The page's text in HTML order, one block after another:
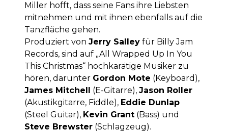
Miller hofft, dass seine Fans ihre Liebsten
mitnehmen und mit ihnen ebenfalls auf die
Tanzfläche gehen.
Produziert von Jerry Salley für Billy Jam
Records, sind auf „All Wrapped Up In You
This Christmas“ hochkarätige Musiker zu
hören, darunter Gordon Mote (Keyboard),
James Mitchell (E-Gitarre), Jason Roller
(Akustikgitarre, Fiddle), Eddie Dunlap
(Steel Guitar), Kevin Grant (Bass) und
Steve Brewster (Schlagzeug).